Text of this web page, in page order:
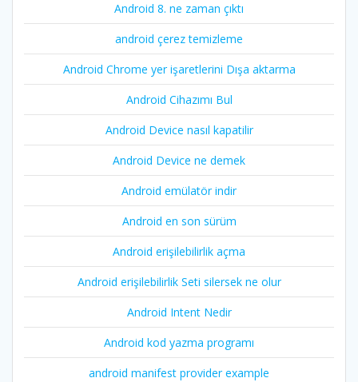
Android 8. ne zaman çıktı
android çerez temizleme
Android Chrome yer işaretlerini Dışa aktarma
Android Cihazımı Bul
Android Device nasıl kapatilir
Android Device ne demek
Android emülatör indir
Android en son sürüm
Android erişilebilirlik açma
Android erişilebilirlik Seti silersek ne olur
Android Intent Nedir
Android kod yazma programı
android manifest provider example